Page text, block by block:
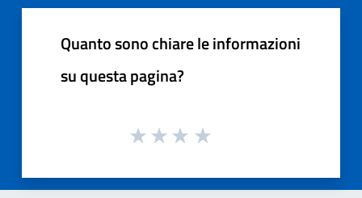
Quanto sono chiare le informazioni
su questa pagina?